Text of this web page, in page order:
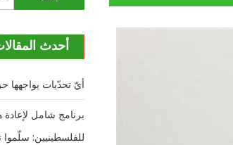
أحدث
أيّ تحدّيات يواجهها
برنامج شامل
للفلسطينيين: سلّموا